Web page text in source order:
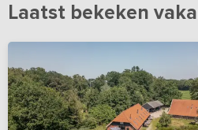
Laatst bekeken